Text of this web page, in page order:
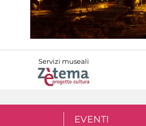
Servizi museali
EVENTI